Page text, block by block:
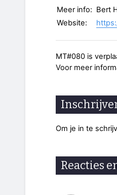
Meer info: Bert
Website:
MT#080 is
Voor meer
Om je in te
Reacties